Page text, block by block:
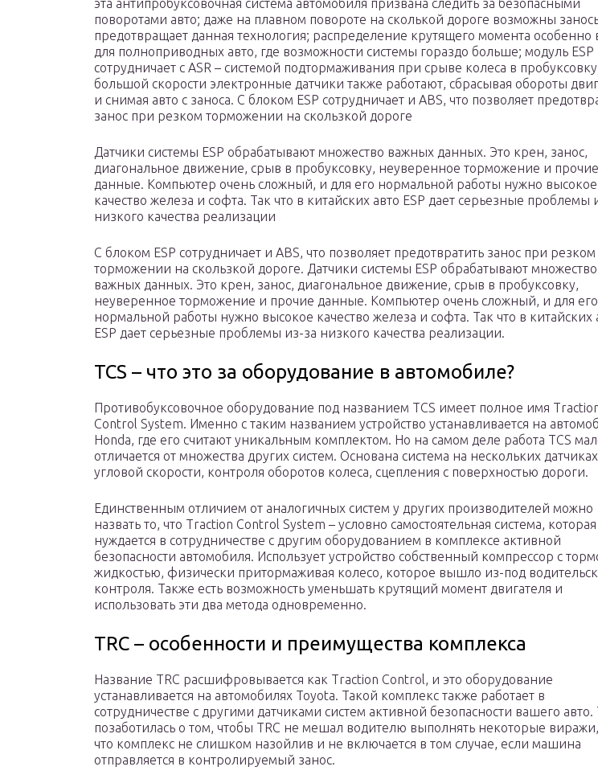
эта антипробуксовочная система автомобиля призвана следить за безопасными
поворотами авто; даже на плавном повороте на сколькой дороге возможны
предотвращает данная технология; распределение крутящего момента особенно
для полноприводных авто, где возможности системы гораздо больше; модуль ESP
сотрудничает с ASR – системой подтормаживания при срыве колеса в
большой скорости электронные датчики также работают, сбрасывая обороты
и снимая авто с заноса. С блоком ESP сотрудничает и ABS, что позволяет
занос при резком торможении на скользкой дороге
Датчики системы ESP обрабатывают множество важных данных. Это крен, занос,
диагональное движение, срыв в пробуксовку, неуверенное торможение и прочие
данные. Компьютер очень сложный, и для его нормальной работы нужно высокое
качество железа и софта. Так что в китайских авто ESP дает серьезные проблемы
низкого качества реализации
С блоком ESP сотрудничает и ABS, что позволяет предотвратить занос при резком
торможении на скользкой дороге. Датчики системы ESP обрабатывают множество
важных данных. Это крен, занос, диагональное движение, срыв в пробуксовку,
неуверенное торможение и прочие данные. Компьютер очень сложный, и для его
нормальной работы нужно высокое качество железа и софта. Так что в китайских
ESP дает серьезные проблемы из-за низкого качества реализации.
TCS – что это за оборудование в автомобиле?
Противобуксовочное оборудование под названием TCS имеет полное имя
Control System. Именно с таким названием устройство устанавливается на
Honda, где его считают уникальным комплектом. Но на самом деле работа TCS
отличается от множества других систем. Основана система на нескольких датчиках
угловой скорости, контроля оборотов колеса, сцепления с поверхностью дороги.
Единственным отличием от аналогичных систем у других производителей можно
назвать то, что Traction Control System – условно самостоятельная система,
нуждается в сотрудничестве с другим оборудованием в комплексе активной
безопасности автомобиля. Использует устройство собственный компрессор с
жидкостью, физически притормаживая колесо, которое вышло из-под
контроля. Также есть возможность уменьшать крутящий момент двигателя и
использовать эти два метода одновременно.
TRC – особенности и преимущества комплекса
Название TRC расшифровывается как Traction Control, и это оборудование
устанавливается на автомобилях Toyota. Такой комплекс также работает в
сотрудничестве с другими датчиками систем активной безопасности вашего авто.
позаботилась о том, чтобы TRC не мешал водителю выполнять некоторые
что комплекс не слишком назойлив и не включается в том случае, если машина
отправляется в контролируемый занос.